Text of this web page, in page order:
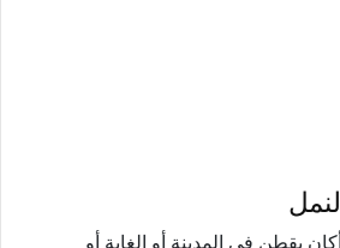
يقطن في المدينة أو الغابة أو